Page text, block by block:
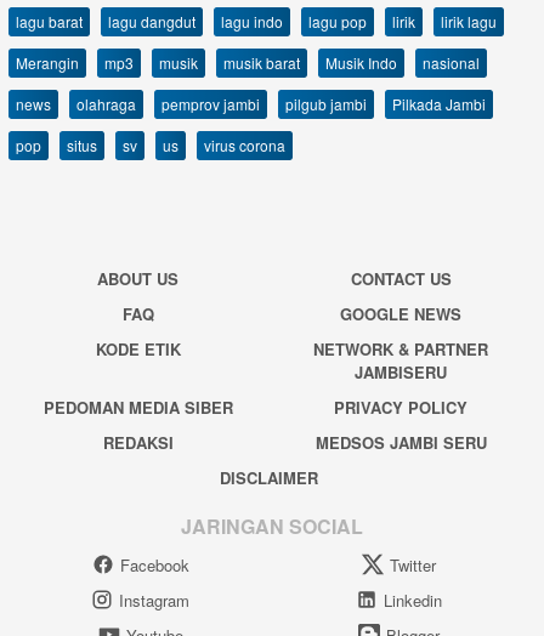
lagu barat
lagu dangdut lagu indo lagu pop lirik
lirik lagu
Merangin
mp3 musik musik barat Musik Indo
nasional
news
olahraga pemprov jambi pilgub jambi
Pilkada Jambi
pop
situs sv us virus corona
ABOUT US
CONTACT US
FAQ
GOOGLE NEWS
KODE ETIK
NETWORK & PARTNER
JAMBISERU
PEDOMAN MEDIA SIBER
PRIVACY POLICY
REDAKSI
MEDSOS JAMBI SERU
DISCLAIMER
JARINGAN SOCIAL
Facebook
Twitter
Instagram
Linkedin